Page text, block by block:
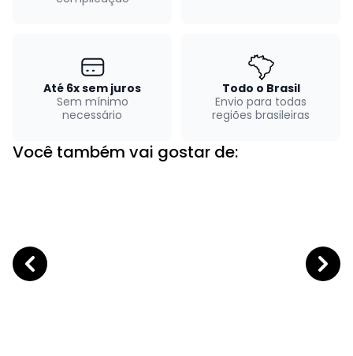
Até 6x sem juros
Sem mínimo
necessário
Todo o Brasil
Envio para todas
regiões brasileiras
Você também vai gostar de: